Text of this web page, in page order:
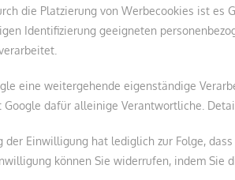
die Platzierung von Werbecookies ist es
Identifizierung geeigneten
eine weitergehende eigenständige
Google dafür alleinige Verantwortliche.
der Einwilligung hat lediglich zur Folge,
können Sie widerrufen, indem Sie